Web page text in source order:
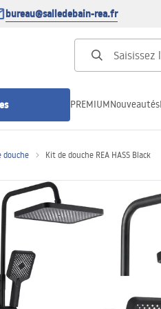
bureau@salledebain-rea.fr
PREMIUMNouveautés
douche Kit de douche REA HASS Black